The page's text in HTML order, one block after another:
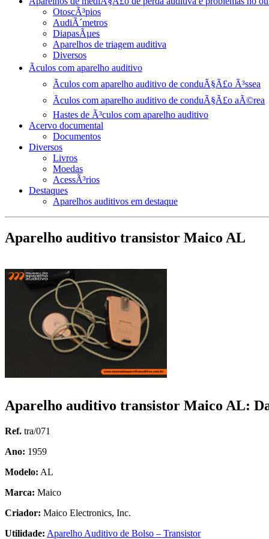
OtoscÃ³pios
AudiÃ´metros
DiapasÃµes
Aparelhos de triagem auditiva
Diversos
Ãculos com aparelho auditivo
Ãculos com aparelho auditivo de conduÃ§Ã£o Ã³ssea
Ãculos com aparelho auditivo de conduÃ§Ã£o aÃ©rea
Hastes de Ã³culos com aparelho auditivo
Acervo documental
Documentos
Diversos
Livros
Moedas
AcessÃ³rios
Destaques
Aparelhos auditivos em destaque
Aparelho auditivo transistor Maico AL
Aparelho auditivo transistor Maico AL:
Ref. tra/071
Ano: 1959
Modelo: AL
Marca: Maico
Criador: Maico Electronics, Inc.
Utilidade: Aparelho Auditivo de Bolso – Transistor